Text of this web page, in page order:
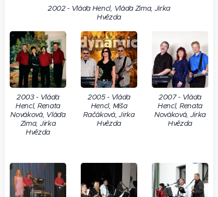
2002 - Vláďa Hencl, Vláďa Zima, Jirka
Hvězda
2003 - Vláďa
Hencl, Renata
Nováková, Vláďa
Zima, Jirka
Hvězda
2005 - Vláďa
Hencl, Míša
Račáková, Jirka
Hvězda
2007 - Vláďa
Hencl, Renata
Nováková, Jirka
Hvězda